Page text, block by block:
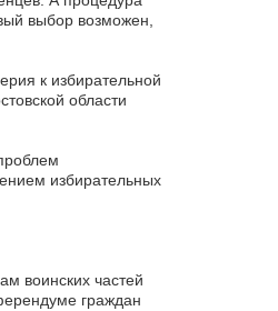
выбор возможен,
к избирательной
области
избирательных
воинских частей
граждан